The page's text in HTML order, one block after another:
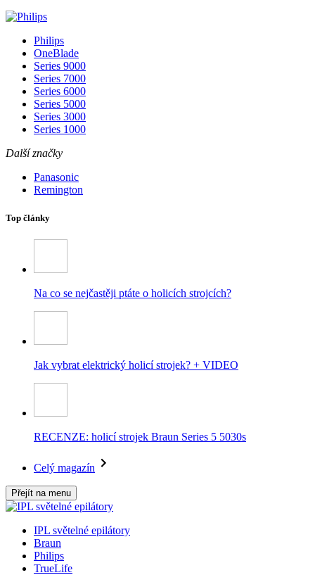
Philips
OneBlade
Series 9000
Series 7000
Series 6000
Series 5000
Series 3000
Series 1000
Další značky
Panasonic
Remington
Top články
Na co se nejčastěji ptáte o holicích strojcích?
Jak vybrat elektrický holicí strojek? + VIDEO
RECENZE: holicí strojek Braun Series 5 5030s
Celý magazín
Přejít na menu
IPL světelné epilátory
Braun
Philips
TrueLife